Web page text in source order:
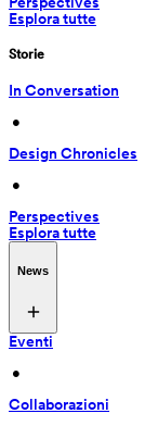
Esplora tutte
Storie
In Conversation
•
Design Chronicles
•
Perspectives
Esplora tutte
News
Eventi
•
Collaborazioni